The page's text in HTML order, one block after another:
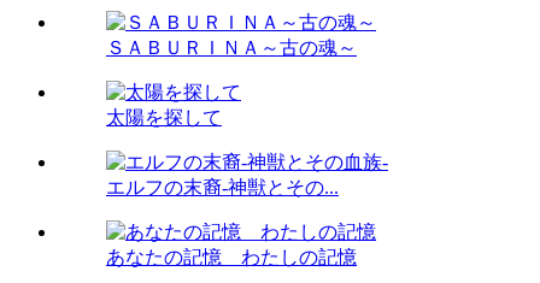
ＳＡＢＵＲＩＮＡ～古の魂～
太陽を探して
エルフの末裔-神獣とその...
あなたの記憶 わたしの記憶